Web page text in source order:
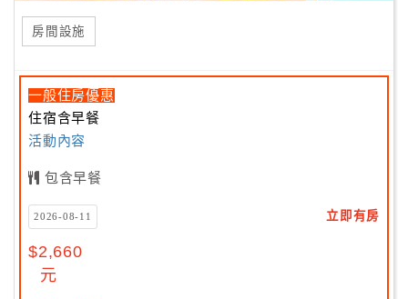
房間設施
一般住房優惠
住宿含早餐
活動內容
包含早餐
2026-08-11 立即有房
$2,660
元